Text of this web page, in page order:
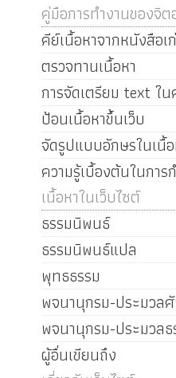
คู่มือการทำงานของจิต
คีย์เนื้อหาจากหนังสือ
ตรวจทานเนื้อหา
การจัดเตรียม text ใ
ป้อนเนื้อหาขึ้นเว็บ
จัดรูปแบบอักษรในเนื้
ความรู้เบื้องต้นในกา
เนื้อหาในเว็บไซต์
ธรรมนิพนธ์
ธรรมนิพนธ์แปล
พุทธธรรม
พจนานุกรม-ประมวล
พจนานุกรม-ประมวลธ
ผู้อื่นเขียนถึง